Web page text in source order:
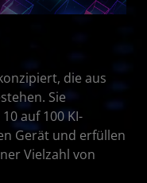
die aus
Sie
auf 100 KI-
Gerät und erfüllen
Vielzahl von